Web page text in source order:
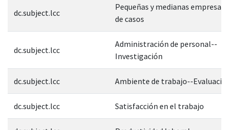
dc.subject.lcc
Pequeñas y medianas
de casos
dc.subject.lcc
Administración de personal--
Investigación
dc.subject.lcc Ambiente de trabajo--
dc.subject.lcc Satisfacción en el trabajo